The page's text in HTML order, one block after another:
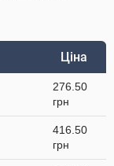
Ціна
276.50
грн
416.50
грн